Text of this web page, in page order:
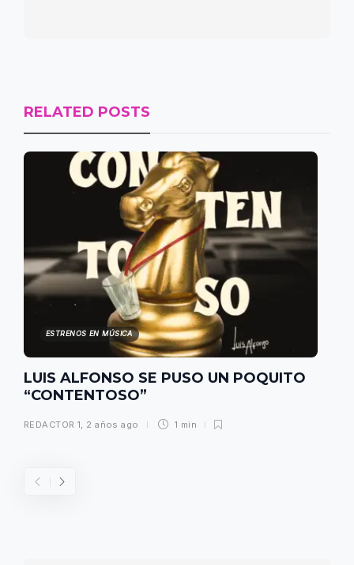
RELATED POSTS
ESTRENOS EN MÚSICA
LUIS ALFONSO SE PUSO UN POQUITO
“CONTENTOSO”
REDACTOR 1 2 años ago 1 min